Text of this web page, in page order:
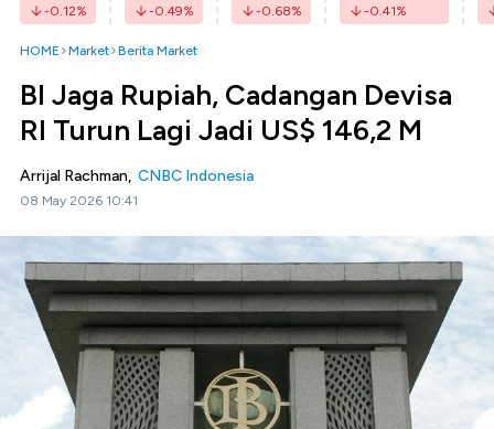
-0.12% -0.49% -0.68% -0.41%
HOME Market Berita Market
BI Jaga Rupiah, Cadangan Devisa
RI Turun Lagi Jadi US$ 146,2 M
Arrijal Rachman, CNBC Indonesia
08 May 2026 10:41